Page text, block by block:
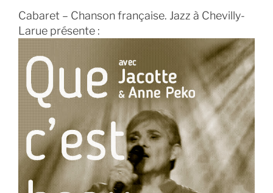
Cabaret – Chanson française. Jazz à Chevilly-
Larue présente :